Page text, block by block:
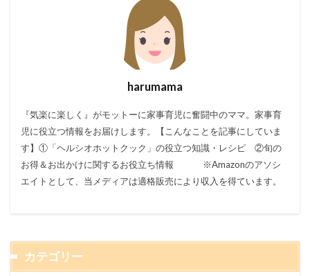
harumama
『気楽に楽しく』がモットーに家事育児に奮闘中のママ。家事育
児に役立つ情報をお届けします。【こんなことを記事にしていま
す】①「ヘルシオホットクック」の役立つ知識・レシピ ②旬の
お得＆お出かけに関するお役立ち情報 ※Amazonのアソシ
エイトとして、当メディアは適格販売により収入を得ています。
カテゴリー